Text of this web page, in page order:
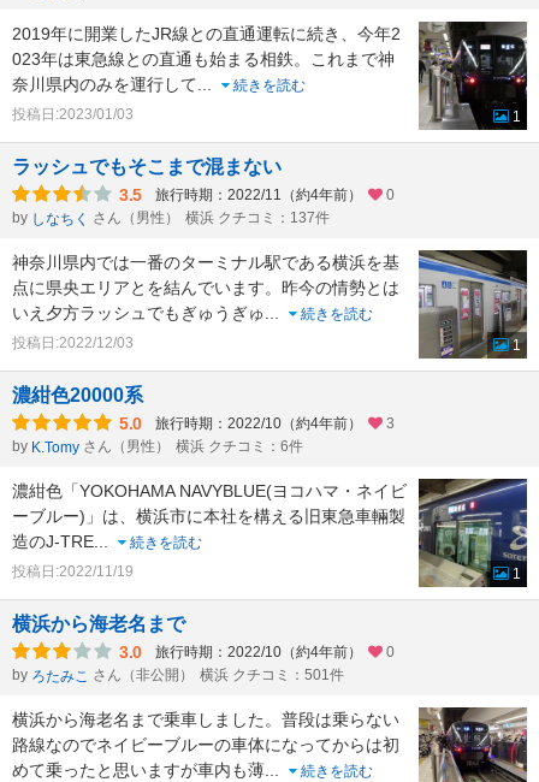
2019年に開業したJR線との直通運転に続き、今年2
023年は東急線との直通も始まる相鉄。これまで神
奈川県内のみを運行して
続きを読む
投稿日:2023/01/03
1
ラッシュでもそこまで混まない
3.5 旅行時期：2022/11（約4年前）
0
by しなちく さん（男性） 横浜 クチコミ：137件
神奈川県内では一番のターミナル駅である横浜を基
点に県央エリアとを結んでいます。昨今の情勢とは
いえ夕方ラッシュでもぎゅうぎゅ
続きを読む
投稿日:2022/12/03
1
濃紺色20000系
5.0 旅行時期：2022/10（約4年前）
3
by K.Tomy さん（男性） 横浜 クチコミ：6件
濃紺色「YOKOHAMA NAVYBLUE(ヨコハマ・ネイビ
ーブルー)」は、横浜市に本社を構える旧東急車輛製
造のJ-TRE
続きを読む
投稿日:2022/11/19
1
横浜から海老名まで
3.0 旅行時期：2022/10（約4年前）
0
by ろたみこ さん（非公開） 横浜 クチコミ：501件
横浜から海老名まで乗車しました。普段は乗らない
路線なのでネイビーブルーの車体になってからは初
めて乗ったと思いますが車内も薄
続きを読む